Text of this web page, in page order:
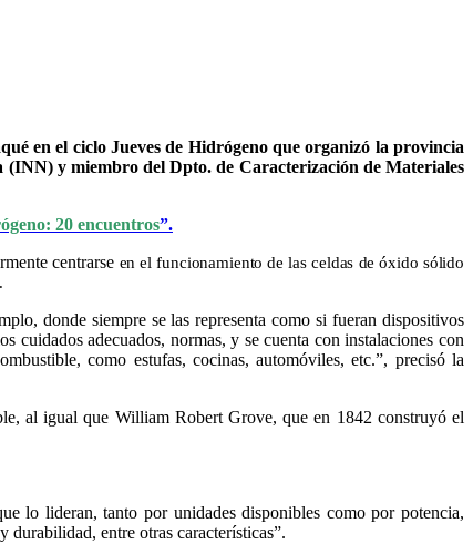
en el ciclo Jueves de Hidrógeno que organizó la provincia
y miembro del Dpto. de Caracterización de Materiales
20 encuentros”.
centrarse en el funcionamiento de las celdas de óxido sólido
donde siempre se las representa como si fueran dispositivos
cuidados adecuados, normas, y se cuenta con instalaciones con
como estufas, cocinas, automóviles, etc.”, precisó la
al igual que William Robert Grove, que en 1842 construyó el
lo lideran, tanto por unidades disponibles como por potencia,
entre otras características”.